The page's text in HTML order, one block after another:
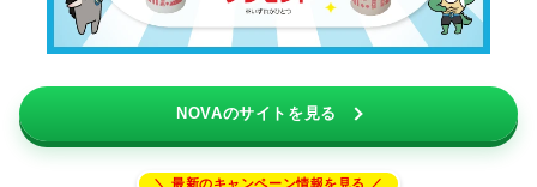
NOVAのサイトを見る